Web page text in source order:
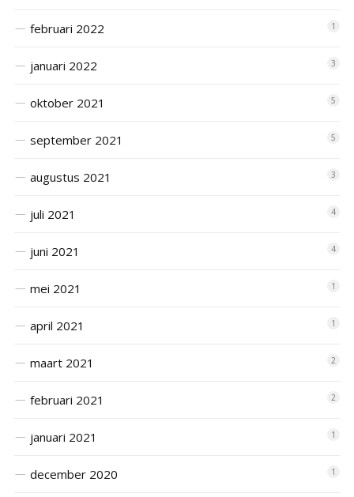
februari 2022 1
januari 2022 3
oktober 2021 5
september 2021 5
augustus 2021 3
juli 2021 4
juni 2021 4
mei 2021 1
april 2021 1
maart 2021 2
februari 2021 2
januari 2021 1
december 2020 1